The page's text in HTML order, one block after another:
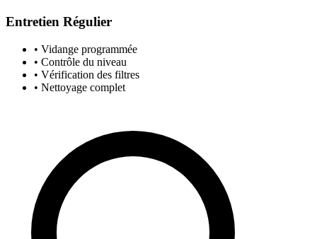
Entretien Régulier
• Vidange programmée
• Contrôle du niveau
• Vérification des filtres
• Nettoyage complet